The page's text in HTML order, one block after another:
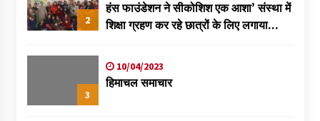
2
हंस फाउंडेशन ने सीकोशिश एक आशा’ संस्था में
शिक्षा ग्रहण कर रहे छात्रों के लिए लगाया
3
10/04/2023
हिमाचल समाचार